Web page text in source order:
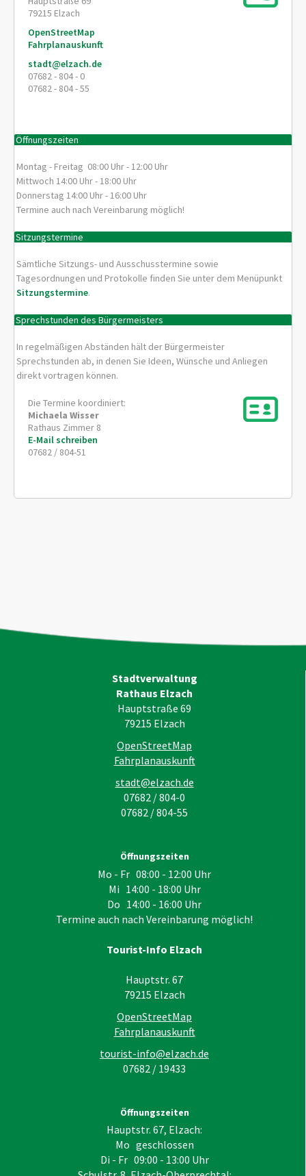
79215 Elzach
OpenStreetMap
Fahrplanauskunft
stadt@elzach.de
07682 - 804 - 0
07682 - 804 - 55
Öffnungszeiten
Montag - Freitag 08:00 Uhr - 12:00 Uhr
Mittwoch 14:00 Uhr - 18:00 Uhr
Donnerstag 14:00 Uhr - 16:00 Uhr
Termine auch nach Vereinbarung möglich!
Sitzungstermine
Sämtliche Sitzungs- und Ausschusstermine sowie
Tagesordnungen und Protokolle finden Sie unter dem Menüpunkt
Sitzungstermine.
Sprechstunden des Bürgermeisters
In regelmäßigen Abständen hält der Bürgermeister
Sprechstunden ab, in denen Sie Ideen, Wünsche und Anliegen
direkt vortragen können.
Die Termine koordiniert:
Michaela Wisser
Rathaus Zimmer 8
E-Mail schreiben
07682 / 804-51
Stadtverwaltung
Rathaus Elzach
Hauptstraße 69
79215 Elzach
OpenStreetMap
Fahrplanauskunft
stadt@elzach.de
07682 / 804-0
07682 / 804-55
Öffnungszeiten
Mo - Fr 08:00 - 12:00 Uhr
Mi 14:00 - 18:00 Uhr
Do 14:00 - 16:00 Uhr
Termine auch nach Vereinbarung möglich!
Tourist-Info Elzach
Hauptstr. 67
79215 Elzach
OpenStreetMap
Fahrplanauskunft
tourist-info@elzach.de
07682 / 19433
Öffnungszeiten
Hauptstr. 67, Elzach:
Mo geschlossen
Di - Fr 09:00 - 13:00 Uhr